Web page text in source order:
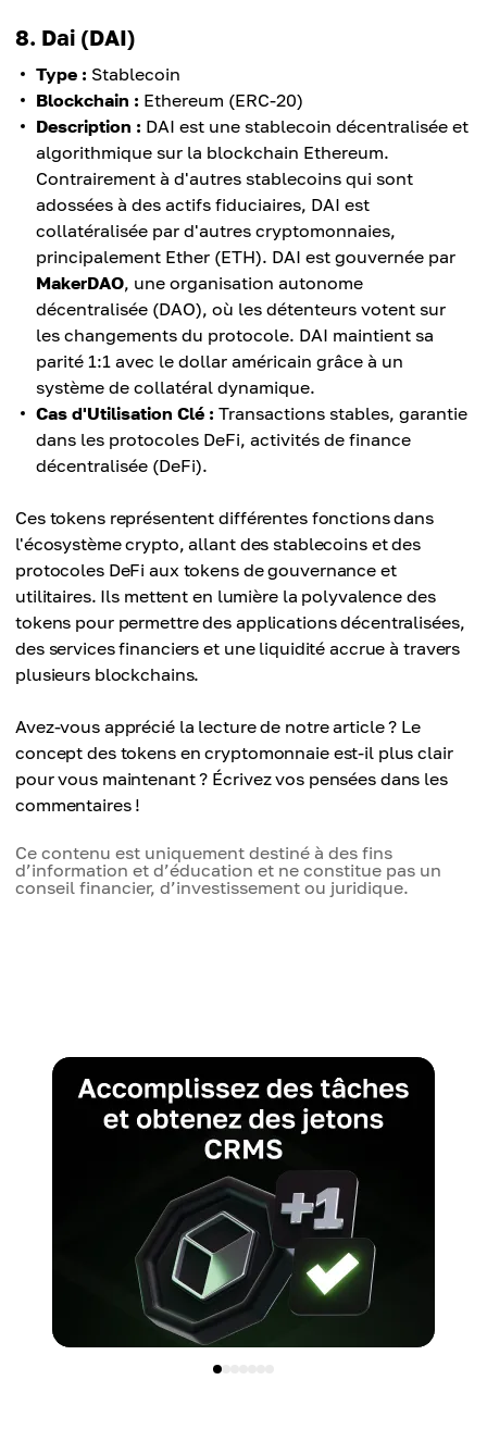
8. Dai (DAI)
Type : Stablecoin
Blockchain : Ethereum (ERC-20)
Description : DAI est une stablecoin décentralisée et
algorithmique sur la blockchain Ethereum.
Contrairement à d'autres stablecoins qui sont
adossées à des actifs fiduciaires, DAI est
collatéralisée par d'autres cryptomonnaies,
principalement Ether (ETH). DAI est gouvernée par
MakerDAO, une organisation autonome
décentralisée (DAO), où les détenteurs votent sur
les changements du protocole. DAI maintient sa
parité 1:1 avec le dollar américain grâce à un
système de collatéral dynamique.
Cas d'Utilisation Clé : Transactions stables, garantie
dans les protocoles DeFi, activités de finance
décentralisée (DeFi).
Ces tokens représentent différentes fonctions dans
l'écosystème crypto, allant des stablecoins et des
protocoles DeFi aux tokens de gouvernance et
utilitaires. Ils mettent en lumière la polyvalence des
tokens pour permettre des applications décentralisées,
des services financiers et une liquidité accrue à travers
plusieurs blockchains.
Avez-vous apprécié la lecture de notre article ? Le
concept des tokens en cryptomonnaie est-il plus clair
pour vous maintenant ? Écrivez vos pensées dans les
commentaires !
Ce contenu est uniquement destiné à des fins
d’information et d’éducation et ne constitue pas un
conseil financier, d’investissement ou juridique.